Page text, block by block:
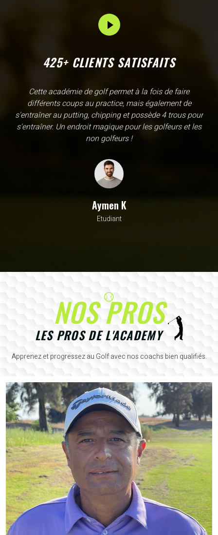
425+ CLIENTS SATISFAITS
L'Academy de Gammarth comme son nom l'indique est
une école, en fait c'est un practice exceptionnel. il y a
évidemment un pratique classic sur tapis mais aussi
un sur herbe, des zones pour le chipping, les bumqers...
Vous y avez pensé, c'est à l'academy. Il n'y a pas assez
beauté de ce site
NOS PROS
LES PROS DE L'ACADEMY
Apprenez et progressez au Golf avec nos coachs bien qualifiés.